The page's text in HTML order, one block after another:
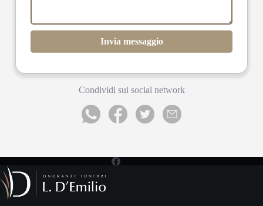
Invia messaggio
Condividi sui social network